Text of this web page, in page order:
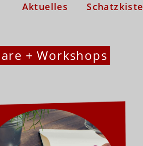
Aktuelles Schatzkiste
+ Workshops